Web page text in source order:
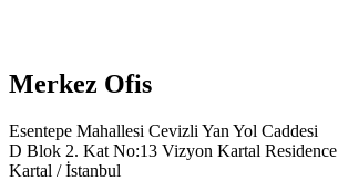
Merkez Ofis
Esentepe Mahallesi Cevizli Yan Yol Caddesi
D Blok 2. Kat No:13 Vizyon Kartal Residence
Kartal / İstanbul